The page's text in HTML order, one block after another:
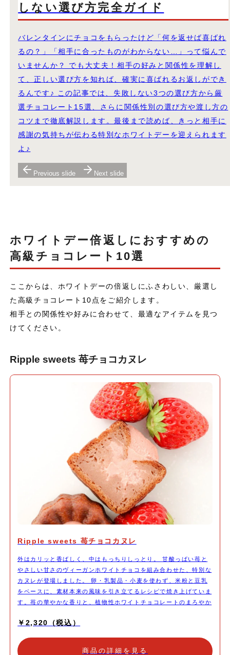
しない選び方完全ガイド
バレンタインにチョコをもらったけど「何を返せば喜ばれ
るの？」「相手に合ったものがわからない…」って悩んで
いませんか？ でも大丈夫！相手の好みと関係性を理解し
て、正しい選び方を知れば、確実に喜ばれるお返しができ
るんです♪ この記事では、失敗しない3つの選び方から厳
選チョコレート15選、さらに関係性別の選び方や渡し方の
コツまで徹底解説します。最後まで読めば、きっと相手に
感謝の気持ちが伝わる特別なホワイトデーを迎えられます
よ♪
Previous slide Next slide
ホワイトデー倍返しにおすすめの
高級チョコレート10選
ここからは、ホワイトデーの倍返しにふさわしい、厳選し
た高級チョコレート10点をご紹介します。
相手との関係性や好みに合わせて、最適なアイテムを見つ
けてください。
Ripple sweets 苺チョコカヌレ
Ripple sweets 苺チョコカヌレ
外はカリッと香ばしく、中はもっちりしっとり。 甘酸っぱい苺と
やさしい甘さのヴィーガンホワイトチョコを組み合わせた、特別な
カヌレが登場しました。 卵・乳製品・小麦を使わず、米粉と豆乳
をベースに、素材本来の風味を引き立てるレシピで焼き上げていま
す。苺の華やかな香りと、植物性ホワイトチョコレートのまろやか
げたこのカヌレは、ティータイムにもぴったり。 ヴィーガン・グ
のため、お早めにお楽しみください。
￥2,320（税込）
商品の詳細を見る